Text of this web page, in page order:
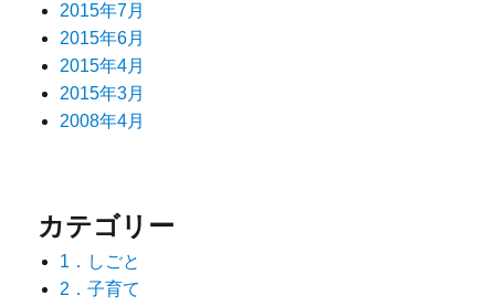
2015年7月
2015年6月
2015年4月
2015年3月
2008年4月
カテゴリー
1．しごと
2．子育て